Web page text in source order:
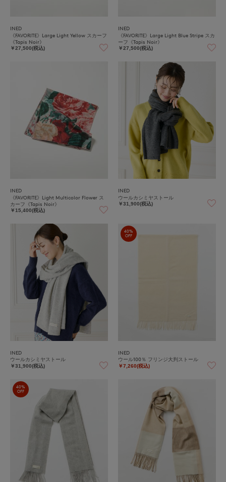
INED
《FAVORITE》Large Light Yellow スカーフ
《Tapis Noir》
￥27,500(税込)
INED
《FAVORITE》Large Light Blue Stripe スカ
ーフ《Tapis Noir》
￥27,500(税込)
INED
《FAVORITE》Light Multicolor Flower ス
カーフ《Tapis Noir》
￥15,400(税込)
INED
ウールカシミヤストール
￥31,900(税込)
INED
ウールカシミヤストール
￥31,900(税込)
40%
OFF
INED
ウール100％ フリンジ大判ストール
￥7,260(税込)
40%
OFF